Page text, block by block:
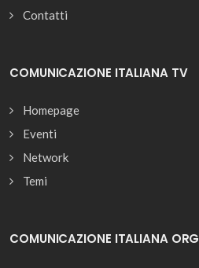
Contatti
COMUNICAZIONE ITALIANA TV
Homepage
Eventi
Network
Temi
COMUNICAZIONE ITALIANA ORG